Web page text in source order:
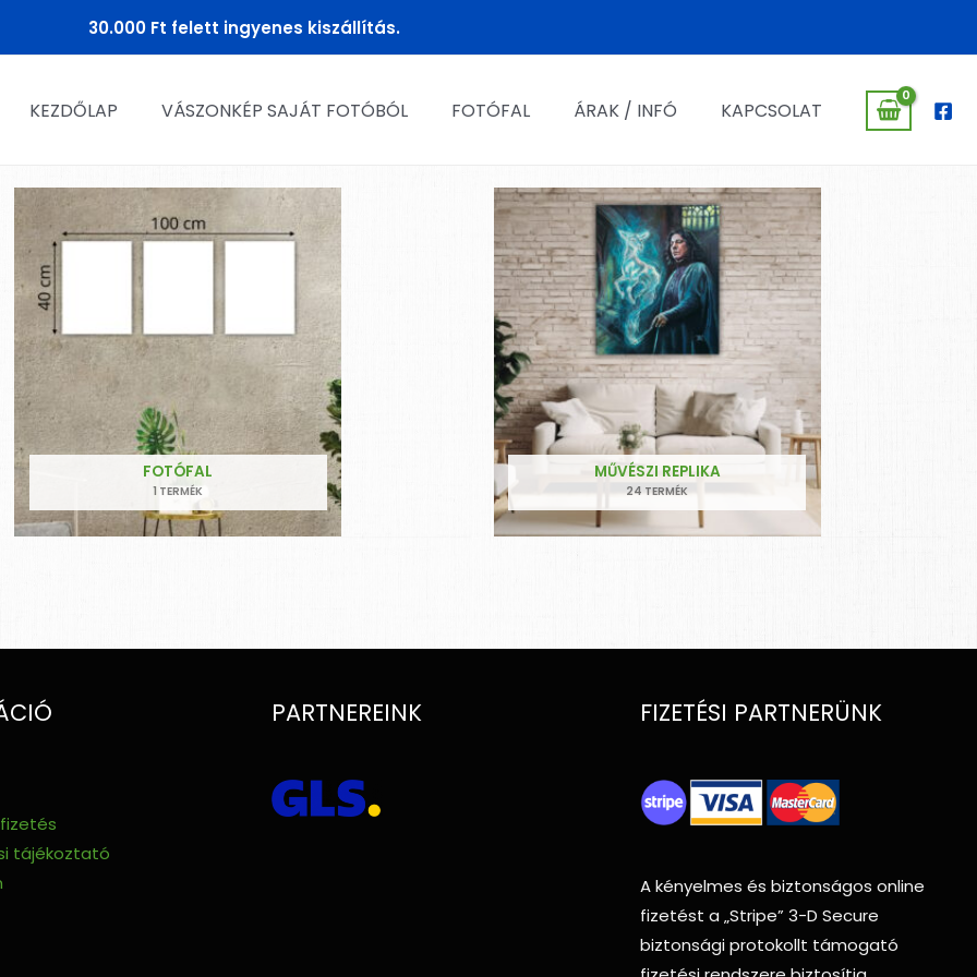
30.000 Ft felett ingyenes kiszállítás.
KEZDŐLAP VÁSZONKÉP SAJÁT FOTÓBÓL FOTÓFAL ÁRAK / INFÓ KAPCSOLAT
FOTÓFAL
1 TERMÉK
MŰVÉSZI REPLIKA
24 TERMÉK
tájékoztató
PARTNEREINK FIZETÉSI PARTNERÜNK
A kényelmes és biztonságos online
fizetést a „Stripe” 3-D Secure
biztonsági protokollt támogató